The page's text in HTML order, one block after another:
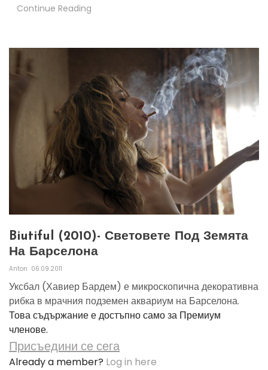
Continue Reading
Biutiful (2010)- Световете Под Земята
На Барселона
Anton 06.09.2011
Уксбал (Хавиер Бардем) е микроскопична декоративна
рибка в мрачния подземен аквариум на Барселона.
Това съдържание е достъпно само за Премиум
членове.
Присъедини се сега
Already a member? Log in here